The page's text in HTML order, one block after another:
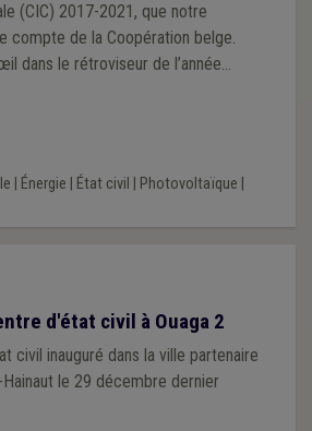
(CIC) 2017-2021, que notre
compte de la Coopération belge.
dans le rétroviseur de l’année
Énergie État civil Photovoltaïque
d'état civil à Ouaga 2
civil inauguré dans la ville partenaire
le 29 décembre dernier